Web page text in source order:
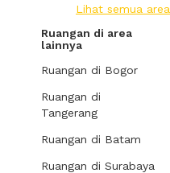
Lihat semua area
Ruangan di area
lainnya
Ruangan di Bogor
Ruangan di
Tangerang
Ruangan di Batam
Ruangan di Surabaya